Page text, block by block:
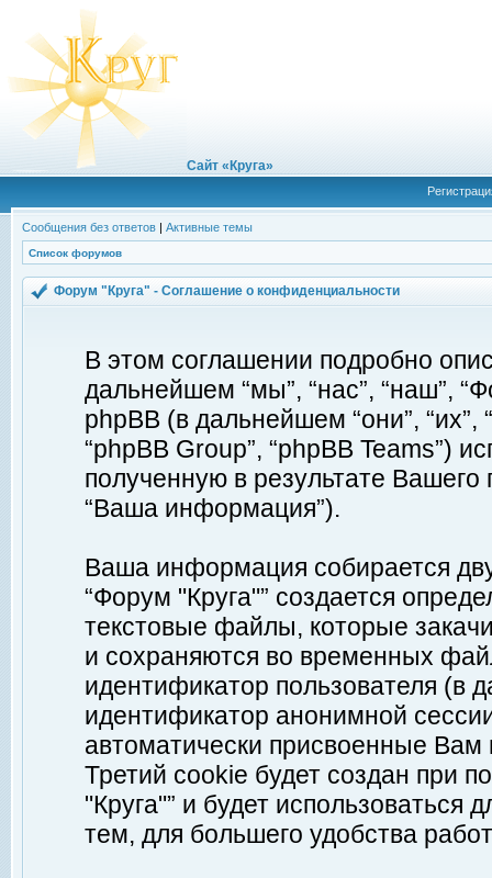
Сайт «Круга»
Сообщения без ответов | Активные темы
Список форумов
Форум "Круга" - Соглашение о конфиденциальности
В этом соглашении подробно
дальнейшем “мы”, “нас”, “наш”,
phpBB (в дальнейшем “они”, “их”,
“phpBB Group”, “phpBB Teams”)
полученную в результате
“Ваша информация”).
Ваша информация собирается
“Форум "Круга"” создается
текстовые файлы, которые
и сохраняются во временных
идентификатор пользователя (в
идентификатор анонимной
автоматически присвоенные
Третий cookie будет создан при
"Круга"” и будет
тем, для большего удобства